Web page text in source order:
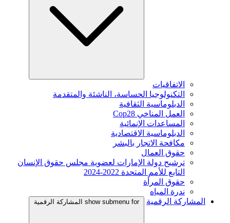
الاتفاقيات
التكنولوجيا الحساسة، الناشئة والمتقدمة
الدبلوماسية الثقافية
العمل المناخي Cop28
المساعدات الإنمائية
الدبلوماسية الاقتصادية
مكافحة الاتجار بالبشر
حقوق العمال
ترشيح دولة الإمارات لعضوية مجلس حقوق الإنسان
التابع للأمم المتحدة 2022-2024
حقوق المرأة
ندرة المياه
المشاركة الرقمية
show submenu for المشاركة الرقمية